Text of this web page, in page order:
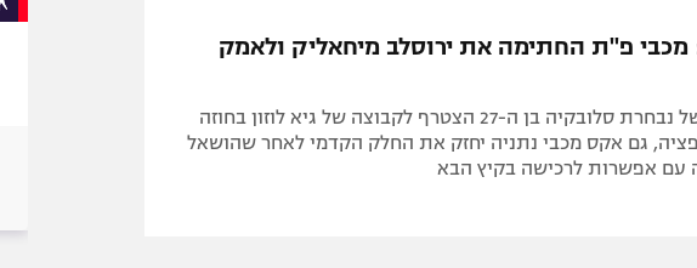
ישראל
ליגה איטלקית
ליגה צרפתית
מכבי תל אביב
הפועל ירושלים
מכבי פ"ת החתימה את ירוסלב מיחאליק ולאמק
שחקן הכנף של נבחרת סלובקיה בן ה-27 הצטרף לקבוצה של גיא לוזון בחוזה
גם אקס מכבי נתניה יחזק את החלק הקדמי לאחר שהושאל
עם אפשרות לרכישה בקיץ הבא